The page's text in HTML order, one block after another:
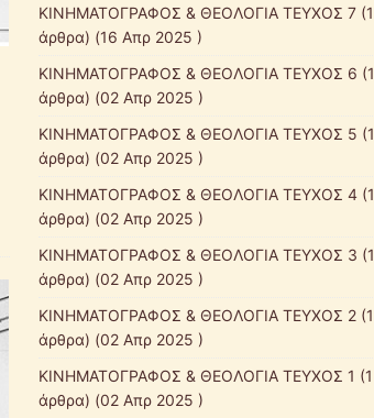
ΚΙΝΗΜΑΤΟΓΡΑΦΟΣ & ΘΕΟΛΟΓΙΑ ΤΕΥΧΟΣ 7(1
άρθρα) (16 Απρ 2025 )
ΚΙΝΗΜΑΤΟΓΡΑΦΟΣ & ΘΕΟΛΟΓΙΑ ΤΕΥΧΟΣ 6 (1
άρθρα) (02 Απρ 2025 )
ΚΙΝΗΜΑΤΟΓΡΑΦΟΣ & ΘΕΟΛΟΓΙΑ ΤΕΥΧΟΣ 5 (1
άρθρα) (02 Απρ 2025 )
ΚΙΝΗΜΑΤΟΓΡΑΦΟΣ & ΘΕΟΛΟΓΙΑ ΤΕΥΧΟΣ 4(1
άρθρα) (02 Απρ 2025 )
ΚΙΝΗΜΑΤΟΓΡΑΦΟΣ & ΘΕΟΛΟΓΙΑ ΤΕΥΧΟΣ 3 (1
άρθρα) (02 Απρ 2025 )
ΚΙΝΗΜΑΤΟΓΡΑΦΟΣ & ΘΕΟΛΟΓΙΑ ΤΕΥΧΟΣ 2(1
άρθρα) (02 Απρ 2025 )
ΚΙΝΗΜΑΤΟΓΡΑΦΟΣ & ΘΕΟΛΟΓΙΑ ΤΕΥΧΟΣ 1 (1
άρθρα) (02 Απρ 2025 )